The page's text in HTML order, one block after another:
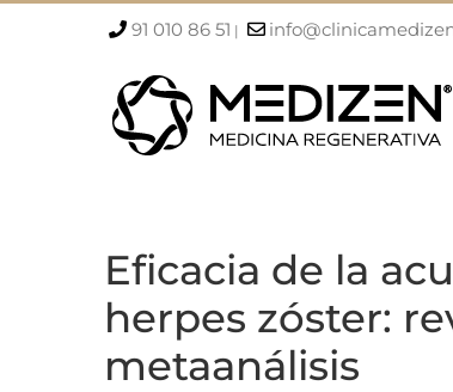
91 010 86 51 |
Eficacia de la
herpes zóster:
metaanálisis